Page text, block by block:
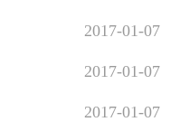
2017-01-07
2017-01-07
2017-01-07